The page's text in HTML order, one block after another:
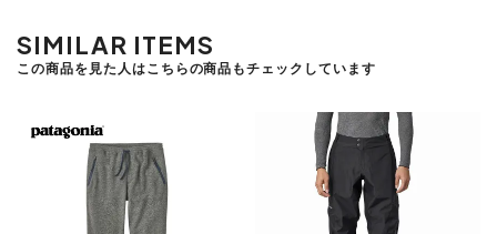
SIMILAR ITEMS
この商品を見た人はこちらの商品もチェックしています